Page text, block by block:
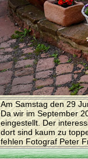
Am Samstag den 29
Da wir im September
eingestellt. Der
dort sind kaum zu
fehlen Fotograf Peter